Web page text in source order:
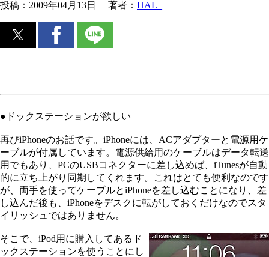
投稿： 2009年04月13日 著者： HAL_
●ドックステーションが欲しい
再びiPhoneのお話です。iPhoneには、ACアダプターと電源用ケ
ーブルが付属しています。電源供給用のケーブルはデータ転送
用でもあり、PCのUSBコネクターに差し込めば、iTunesが自動
的に立ち上がり同期してくれます。これはとても便利なのです
が、両手を使ってケーブルとiPhoneを差し込むことになり、差
し込んだ後も、iPhoneをデスクに転がしておくだけなのでスタ
イリッシュではありません。
そこで、iPod用に購入してあるド
ックステーションを使うことにし